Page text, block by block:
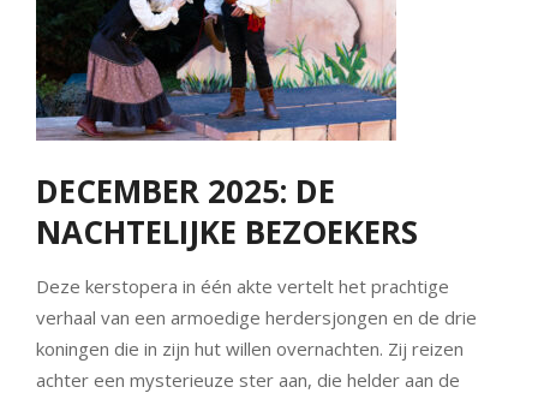
DECEMBER 2025: DE
NACHTELIJKE BEZOEKERS
Deze kerstopera in één akte vertelt het prachtige
verhaal van een armoedige herdersjongen en de drie
koningen die in zijn hut willen overnachten. Zij reizen
achter een mysterieuze ster aan, die helder aan de